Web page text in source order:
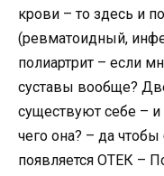
крови – то здесь и
(ревматоидный,
полиартрит – если
суставы вообще?
существуют себе –
чего она? – да
появляется ОТЕК –